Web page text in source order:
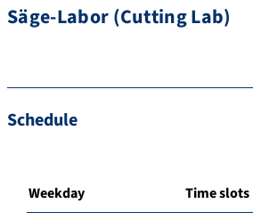
Säge-Labor (Cutting Lab)
Schedule
Weekday Time slots